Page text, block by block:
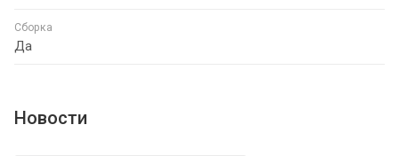
Сборка
Да
Новости